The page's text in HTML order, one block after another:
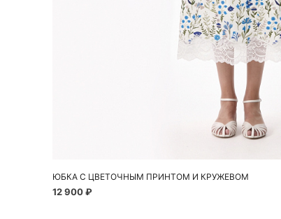
Добавить в корзину
44
ЮБКА С ЦВЕТОЧНЫМ ПРИНТОМ И КРУЖЕВОМ
12 900 ₽